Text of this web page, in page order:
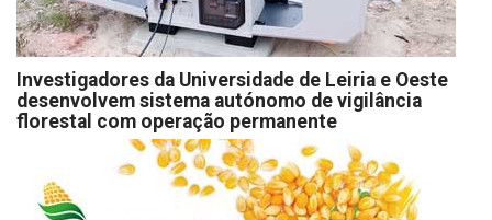
Investigadores da Universidade de Leiria e Oeste
desenvolvem sistema autónomo de vigilância
florestal com operação permanente